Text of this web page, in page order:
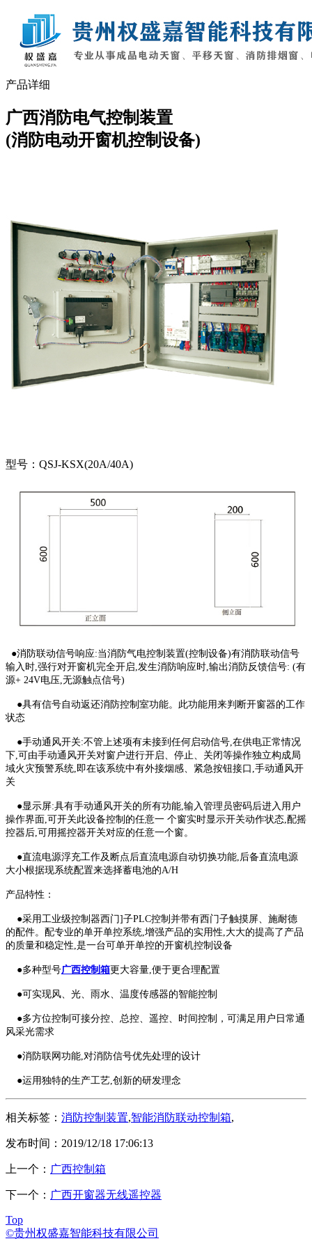
产品详细
广西消防电气控制装置
(消防电动开窗机控制设备)
型号：QSJ-KSX(20A/40A)
●消防联动信号响应:当消防气电控制装置(控制设备)有消防联动信号
输入时,强行对开窗机完全开启,发生消防响应时,输出消防反馈信号: (有
源+ 24V电压,无源触点信号)
●具有信号自动返还消防控制室功能。此功能用来判断开窗器的工作
状态
●手动通风开关:不管上述项有未接到任何启动信号,在供电正常情况
下,可由手动通风开关对窗户进行开启、停止、关闭等操作独立构成局
域火灾预警系统,即在该系统中有外接烟感、紧急按钮接口,手动通风开
关
●显示屏:具有手动通风开关的所有功能,输入管理员密码后进入用户
操作界面,可开关此设备控制的任意一 个窗实时显示开关动作状态,配摇
控器后,可用摇控器开关对应的任意一个窗。
●直流电源浮充工作及断点后直流电源自动切换功能,后备直流电源
大小根据现系统配置来选择蓄电池的A/H
产品特性：
●采用工业级控制器西门]子PLC控制并带有西门子触摸屏、施耐德
的配件。配专业的单开单控系统,增强产品的实用性,大大的提高了产品
的质量和稳定性,是一台可单开单控的开窗机控制设备
●多种型号广西控制箱更大容量,便于更合理配置
●可实现风、光、雨水、温度传感器的智能控制
●多方位控制可接分控、总控、遥控、时间控制，可满足用户日常通
风采光需求
●消防联网功能,对消防信号优先处理的设计
●运用独特的生产工艺,创新的研发理念
相关标签： 消防控制装置,智能消防联动控制箱,
发布时间：2019/12/18 17:06:13
上一个： 广西控制箱
下一个： 广西开窗器无线遥控器
Top
©贵州权盛嘉智能科技有限公司